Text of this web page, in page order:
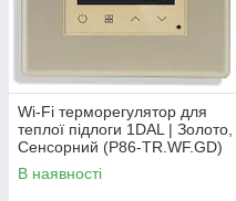
Wi-Fi терморегулятор для
теплої підлоги 1DAL | Золото,
Сенсорний (P86-TR.WF.GD)
В наявності